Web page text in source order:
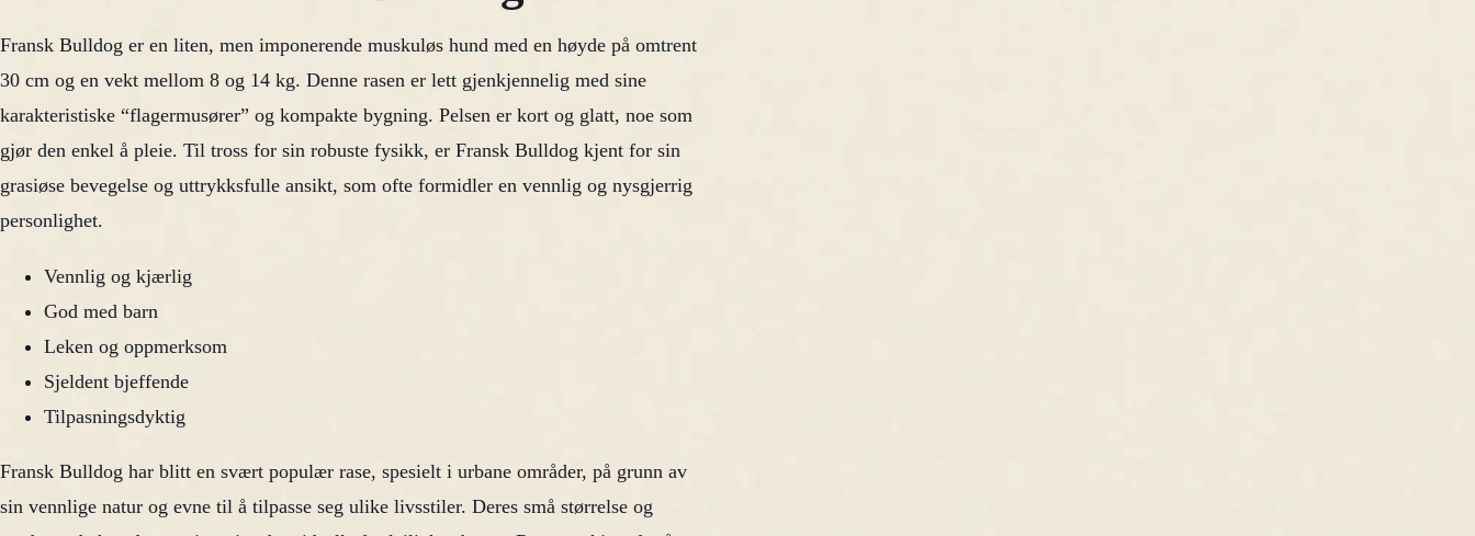
Fransk Bulldog er en liten, men imponerende muskuløs hund med en høyde på omtrent
30 cm og en vekt mellom 8 og 14 kg. Denne rasen er lett gjenkjennelig med sine
karakteristiske “flagermusører” og kompakte bygning. Pelsen er kort og glatt, noe som
gjør den enkel å pleie. Til tross for sin robuste fysikk, er Fransk Bulldog kjent for sin
grasiøse bevegelse og uttrykksfulle ansikt, som ofte formidler en vennlig og nysgjerrig
personlighet.
Vennlig og kjærlig
God med barn
Leken og oppmerksom
Sjeldent bjeffende
Tilpasningsdyktig
Fransk Bulldog har blitt en svært populær rase, spesielt i urbane områder, på grunn av
sin vennlige natur og evne til å tilpasse seg ulike livsstiler. Deres små størrelse og